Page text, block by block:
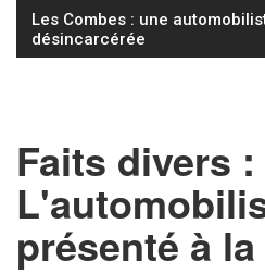
Les Combes : une
désincarcérée
Faits divers :
présenté à